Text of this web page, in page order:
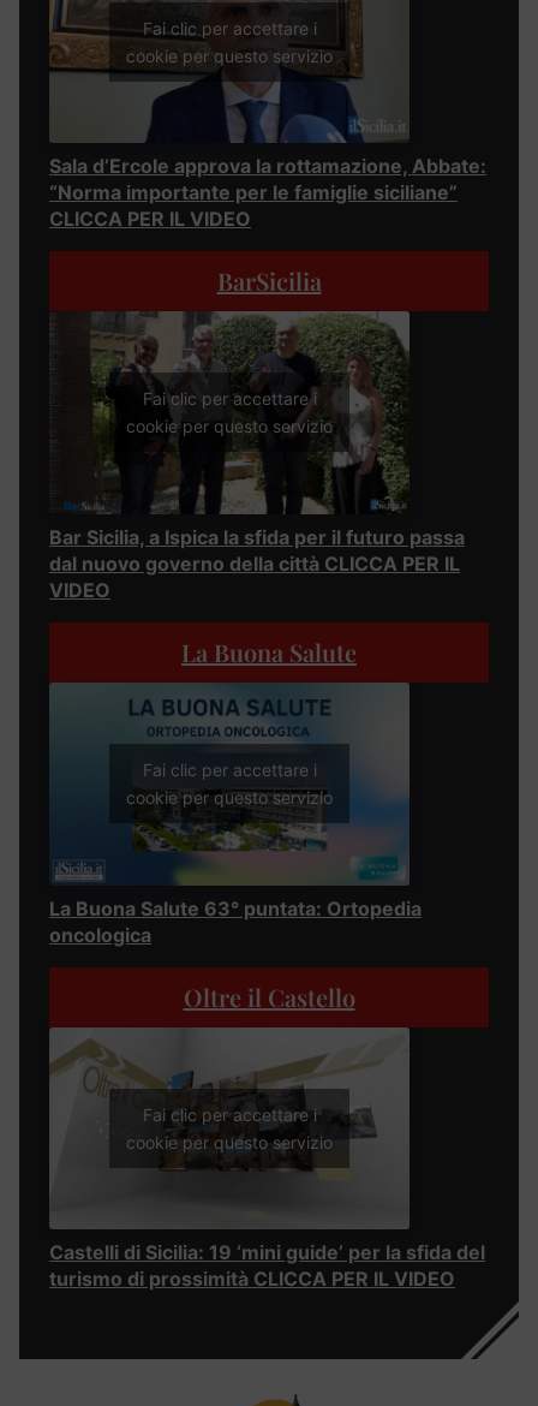
Fai clic per accettare i
cookie per questo servizio
Sala d’Ercole approva la rottamazione, Abbate:
“Norma importante per le famiglie siciliane”
CLICCA PER IL VIDEO
BarSicilia
Fai clic per accettare i
cookie per questo servizio
Bar Sicilia, a Ispica la sfida per il futuro passa
dal nuovo governo della città CLICCA PER IL
VIDEO
La Buona Salute
Fai clic per accettare i
cookie per questo servizio
La Buona Salute 63° puntata: Ortopedia
oncologica
Oltre il Castello
Fai clic per accettare i
cookie per questo servizio
Castelli di Sicilia: 19 ‘mini guide’ per la sfida del
turismo di prossimità CLICCA PER IL VIDEO